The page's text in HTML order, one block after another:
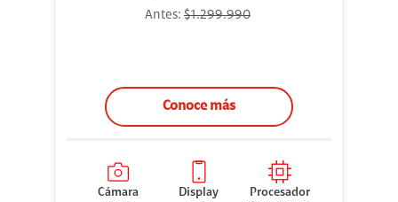
Antes: $1.299.990
Conoce más
Cámara
Display
Procesador